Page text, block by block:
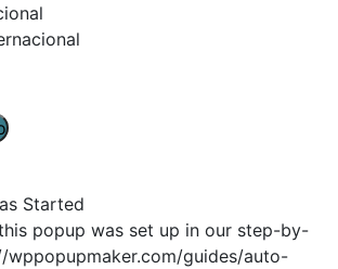
Started
popup was set up in our step-by-
wppopupmaker.com/guides/auto-